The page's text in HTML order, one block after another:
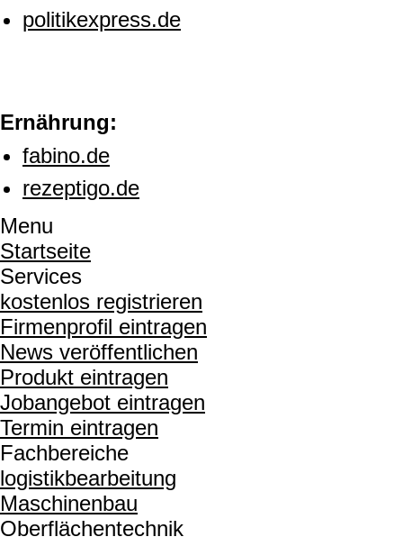
politikexpress.de
Ernährung:
fabino.de
rezeptigo.de
Menu
Startseite
Services
kostenlos registrieren
Firmenprofil eintragen
News veröffentlichen
Produkt eintragen
Jobangebot eintragen
Termin eintragen
Fachbereiche
logistikbearbeitung
Maschinenbau
Oberflächentechnik